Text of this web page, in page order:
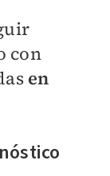
con
en